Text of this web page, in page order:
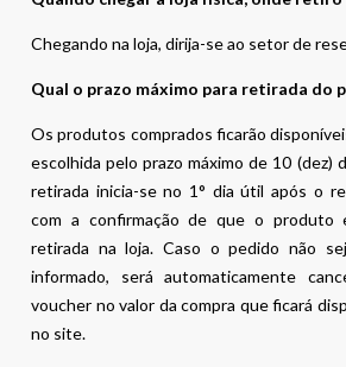
Chegando na loja, dirija-se ao setor de
Qual o prazo máximo para retirada do
Os produtos comprados ficarão
escolhida pelo prazo máximo de 10 (dez)
retirada inicia-se no 1° dia útil após o
com a confirmação de que o produto
retirada na loja. Caso o pedido não
informado, será automaticamente
voucher no valor da compra que ficará
no site.